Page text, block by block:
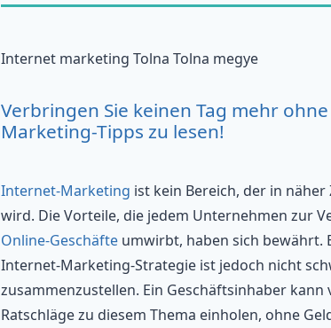
Internet marketing Tolna Tolna megye
Verbringen Sie keinen Tag mehr
Marketing-Tipps zu lesen!
Internet-Marketing ist kein Bereich, der in
wird. Die Vorteile, die jedem Unternehmen zur
Online-Geschäfte umwirbt, haben sich bewährt.
Internet-Marketing-Strategie ist jedoch nicht
zusammenzustellen. Ein Geschäftsinhaber kann
Ratschläge zu diesem Thema einholen, ohne